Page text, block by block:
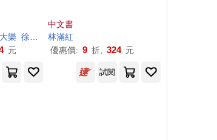
樂 徐振國 曾金燕
元
中文書
林滿紅
優惠價: 9 折, 324 元
試閱